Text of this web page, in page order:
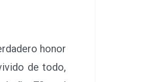
honor
de todo,